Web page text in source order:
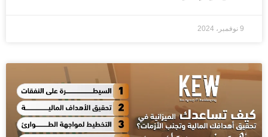
9 نوفمبر، 2024